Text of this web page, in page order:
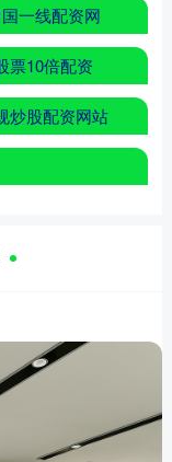
一线配资网
票10倍配资
炒股配资网站